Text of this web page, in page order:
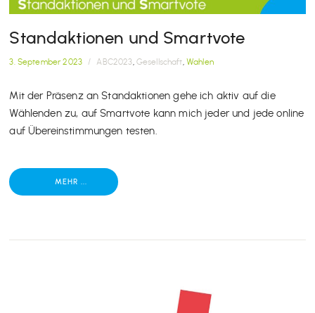
Standaktionen und Smartvote
3. September 2023 / ABC2023, Gesellschaft, Wahlen
Mit der Präsenz an Standaktionen gehe ich aktiv auf die
Wählenden zu, auf Smartvote kann mich jeder und jede online
auf Übereinstimmungen testen.
MEHR ...